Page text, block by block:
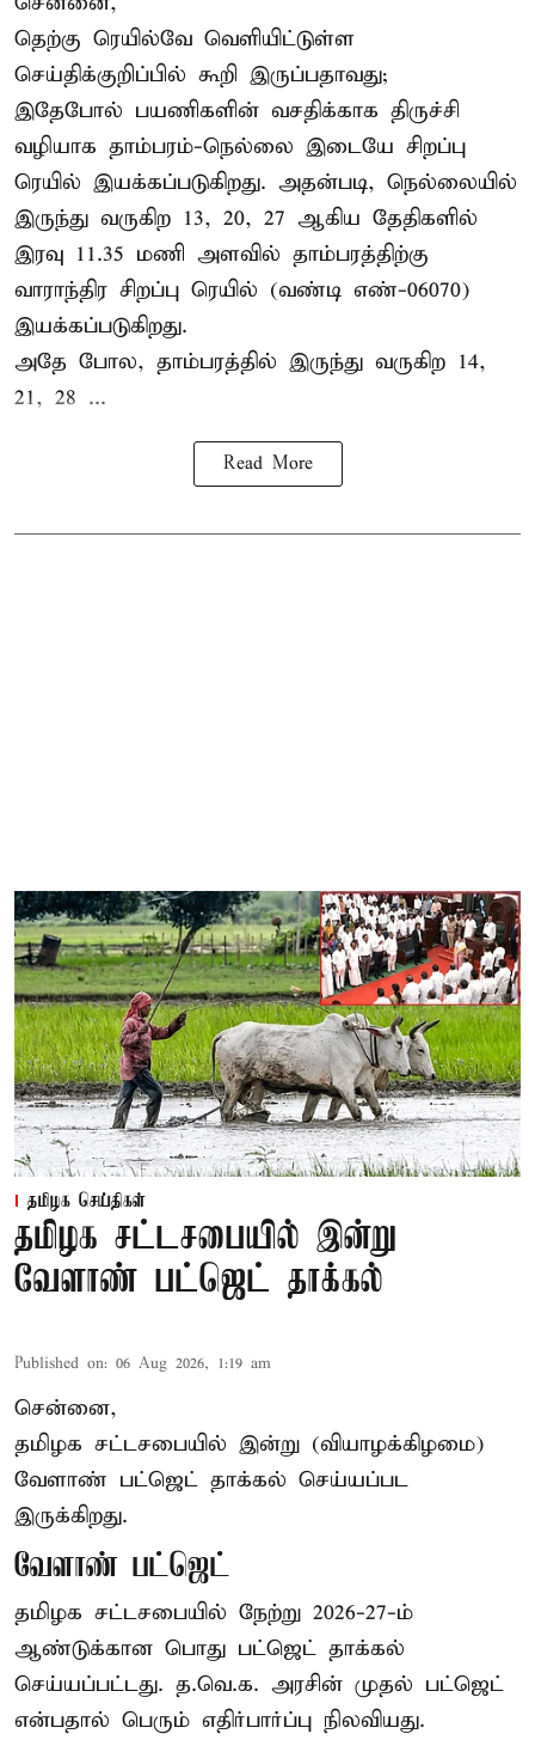
தெற்கு ரெயில்வே வெளியிட்டுள்ள
செய்திக்குறிப்பில் கூறி இருப்பதாவது;
இதேபோல் பயணிகளின் வசதிக்காக திருச்சி
வழியாக தாம்பரம்-நெல்லை இடையே சிறப்பு
ரெயில் இயக்கப்படுகிறது. அதன்படி, நெல்லையில்
இருந்து வருகிற 13, 20, 27 ஆகிய தேதிகளில்
இரவு 11.35 மணி அளவில் தாம்பரத்திற்கு
வாராந்திர சிறப்பு ரெயில் (வண்டி எண்-06070)
இயக்கப்படுகிறது.
அதே போல, தாம்பரத்தில் இருந்து வருகிற 14,
21, 28 ...
Read More
தமிழக செய்திகள்
தமிழக சட்டசபையில் இன்று
வேளாண் பட்ஜெட் தாக்கல்
Published on: 06 Aug 2026, 1:19 am
சென்னை,
தமிழக சட்டசபையில் இன்று (வியாழக்கிழமை)
வேளாண் பட்ஜெட் தாக்கல் செய்யப்பட
இருக்கிறது.
வேளாண் பட்ஜெட்
தமிழக சட்டசபையில் நேற்று 2026-27-ம்
ஆண்டுக்கான பொது பட்ஜெட் தாக்கல்
செய்யப்பட்டது. த.வெ.க. அரசின் முதல் பட்ஜெட்
என்பதால் பெரும் எதிர்பார்ப்பு நிலவியது.